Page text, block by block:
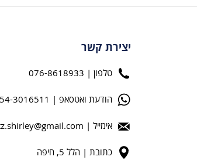
יצירת קשר
טלפון | 076-8618933
הודעת ואטסאפ | 054-3016511
אימייל |
כתובת | הלל 5, חיפה